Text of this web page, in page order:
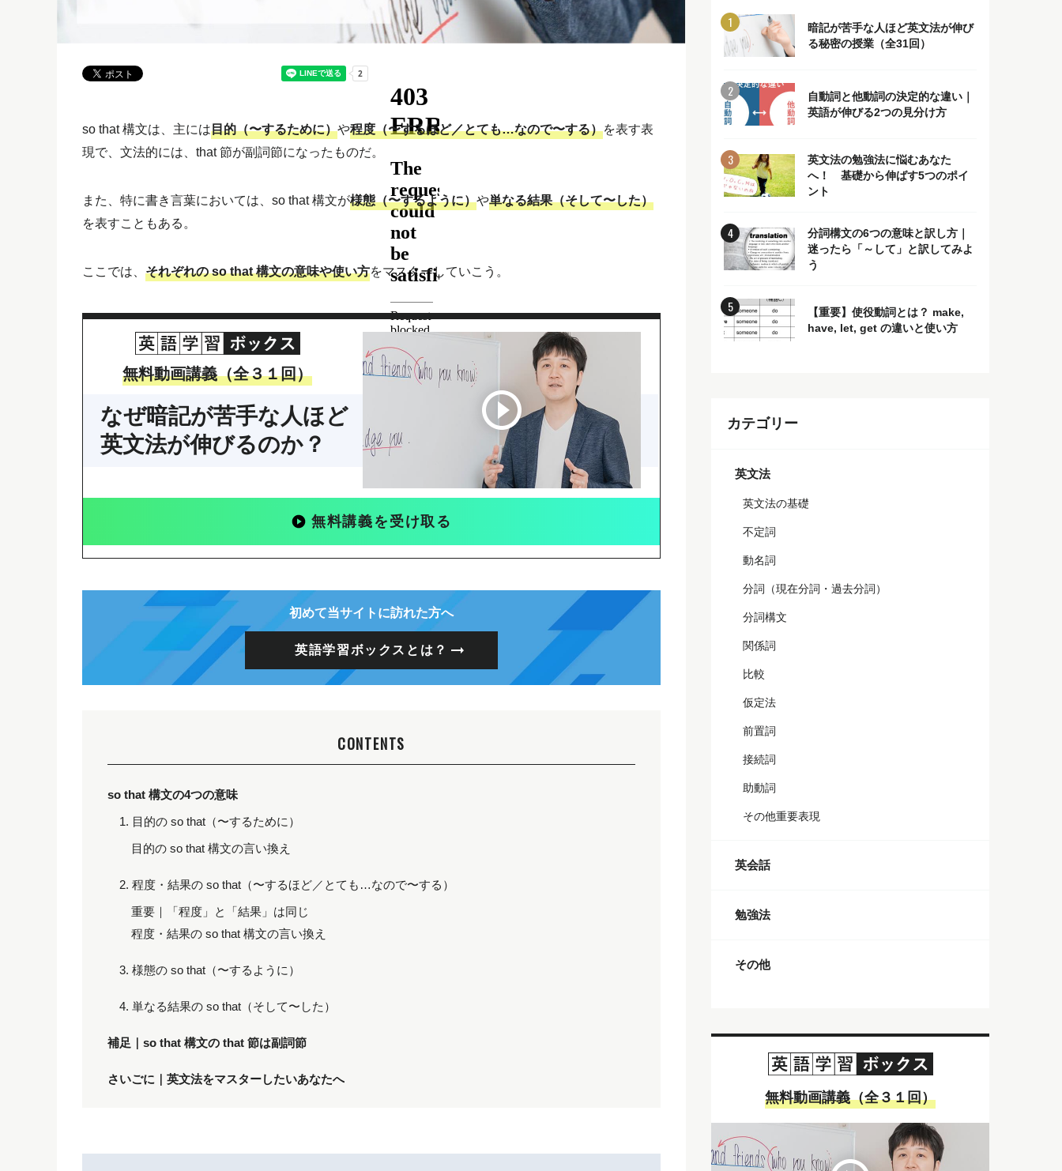
so that 構文は、主には目的（〜するために）や程度（〜するほど／とても…なので〜する）を表す表
現で、文法的には、that 節が副詞節になったものだ。
また、特に書き言葉においては、so that 構文が様態（〜するように）や単なる結果（そして〜した）
を表すこともある。
ここでは、 それぞれの so that 構文の意味や使い方をマスターしていこう。
無料動画講義（全３１回）
なぜ暗記が苦手な人ほど
英文法が伸びるのか？
無料講義を受け取る
初めて当サイトに訪れた方へ
英語学習ボックスとは？
CONTENTS
so that 構文の4つの意味
1. 目的の so that（〜するために）
目的の so that 構文の言い換え
2. 程度・結果の so that（〜するほど／とても…なので〜する）
重要｜「程度」と「結果」は同じ
程度・結果の so that 構文の言い換え
3. 様態の so that（〜するように）
4. 単なる結果の so that（そして〜した）
補足｜so that 構文の that 節は副詞節
さいごに｜英文法をマスターしたいあなたへ
暗記が苦手な人ほど英文法が伸び
る秘密の授業（全31回）
自動詞と他動詞の決定的な違い｜
英語が伸びる2つの見分け方
英文法の勉強法に悩むあなた
へ！ 基礎から伸ばす5つのポイ
ント
分詞構文の6つの意味と訳し方｜
迷ったら「～して」と訳してみよ
う
【重要】使役動詞とは？ make,
have, let, get の違いと使い方
カテゴリー
英文法
英文法の基礎
不定詞
動名詞
分詞（現在分詞・過去分詞）
分詞構文
関係詞
比較
仮定法
前置詞
接続詞
助動詞
その他重要表現
英会話
勉強法
その他
無料動画講義（全３１回）